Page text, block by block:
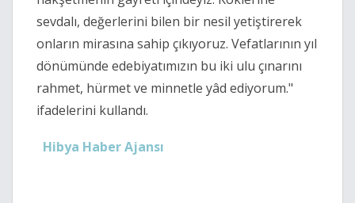
sevdalı, değerlerini bilen bir nesil yetiştirerek
onların mirasına sahip çıkıyoruz. Vefatlarının yıl
dönümünde edebiyatımızın bu iki ulu çınarını
rahmet, hürmet ve minnetle yâd ediyorum."
ifadelerini kullandı.
Hibya Haber Ajansı